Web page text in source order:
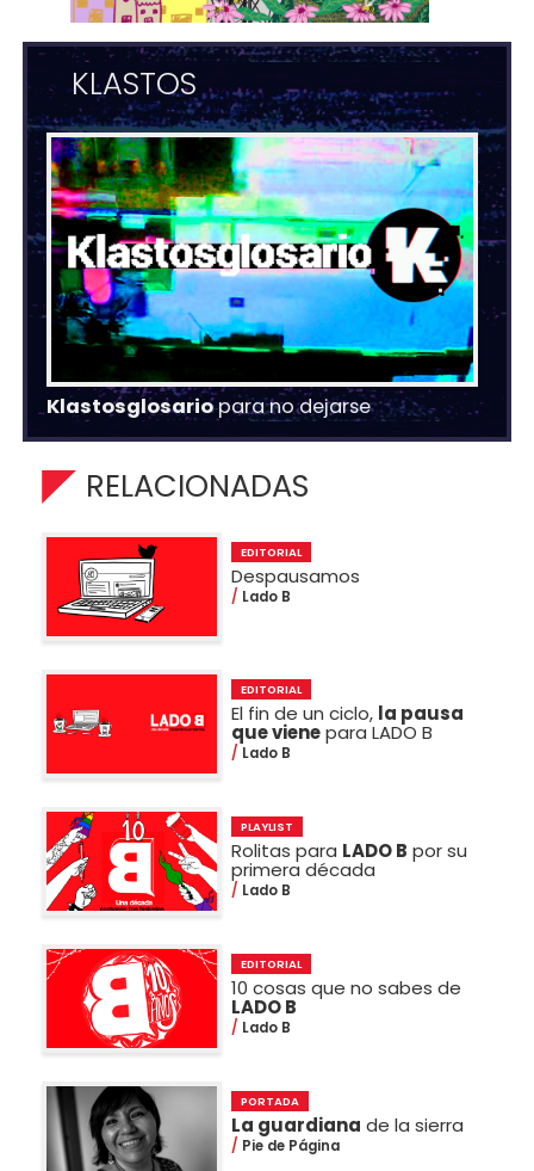
KLASTOS
Klastosglosariopara no dejarse
RELACIONADAS
EDITORIAL
Despausamos
Lado B
EDITORIAL
El fin de un ciclo, la pausa
que vienepara LADO B
Lado B
PLAYLIST
Rolitas para LADO B por su
primera década
Lado B
EDITORIAL
10 cosas que no sabes de
LADO B
Lado B
PORTADA
La guardiana de la sierra
Pie de Página